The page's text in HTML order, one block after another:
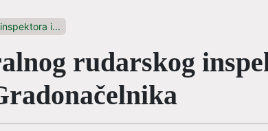
i...
rudarskog